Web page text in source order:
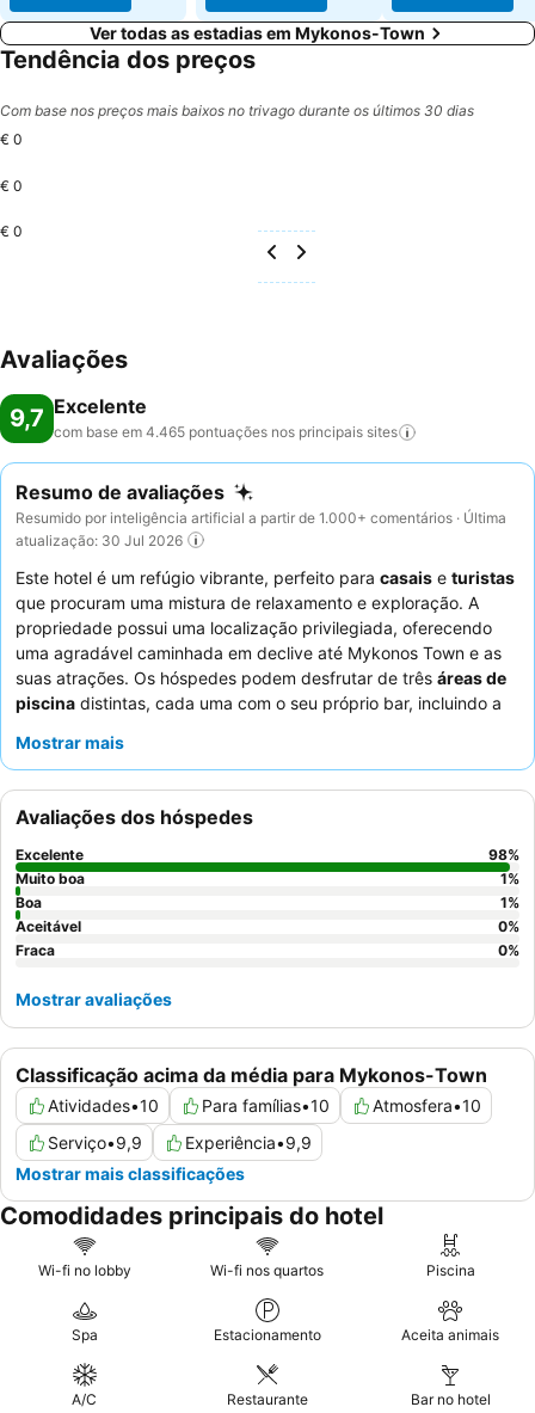
Ver todas as estadias em Mykonos-Town
Tendência dos preços
Com base nos preços mais baixos no trivago durante os últimos 30 dias
€ 0
€ 0
€ 0
Avaliações
9,7 Excelente
com base em 4.465 pontuações nos principais sites
Resumo de avaliações
Resumido por inteligência artificial a partir de 1.000+ comentários · Última
atualização: 30 Jul 2026
Este hotel é um refúgio vibrante, perfeito para casais e turistas
que procuram uma mistura de relaxamento e exploração. A
propriedade possui uma localização privilegiada, oferecendo
uma agradável caminhada em declive até Mykonos Town e as
suas atrações. Os hóspedes podem desfrutar de três áreas de
piscina distintas, cada uma com o seu próprio bar, incluindo a
funcionários recebem consistentemente elogios excecionais
excecional
buffet de pequeno-almoço
gastronomia do Koozen. Para vistas deslumbrantes, considere
reservar um quarto com uma
para desfrutar
dos maravilhosos pores do sol.
Mostrar mais
Classificação acima da média para Mykonos-Town
Atividades•10 Para famílias•10 Atmosfera•10
Serviço•9,9 Experiência•9,9
Mostrar mais classificações
Avaliações dos hóspedes
Excelente 98%
Muito boa
1%
Boa
1%
Aceitável
0%
Fraca
0%
Mostrar avaliações
Comodidades principais do hotel
Wi-fi no lobby Wi-fi nos quartos Piscina
Spa Estacionamento Aceita animais
A/C Restaurante Bar no hotel